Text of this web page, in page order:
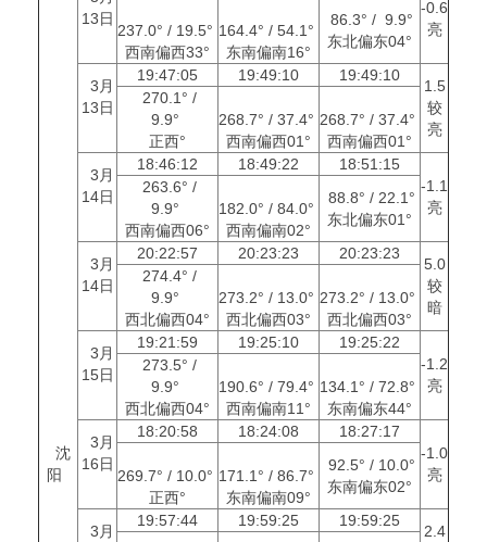
沈
阳
13日
-0.6
亮
237.0° / 19.5°
西南偏西33°
164.4° / 54.1°
东南偏南16°
86.3° / 9.9°
东北偏东04°
3月
13日
19:47:05 19:49:10 19:49:10
1.5
较
亮
270.1° /
9.9°
正西°
268.7° / 37.4°
西南偏西01°
268.7° / 37.4°
西南偏西01°
3月
14日
18:46:12 18:49:22
18:51:15
-1.1
亮
263.6° /
9.9°
西南偏西06°
182.0° / 84.0°
西南偏南02°
88.8° / 22.1°
东北偏东01°
3月
14日
20:22:57 20:23:23 20:23:23
5.0
较
暗
274.4° /
9.9°
西北偏西04°
273.2° / 13.0°
西北偏西03°
273.2° / 13.0°
西北偏西03°
3月
15日
19:21:59 19:25:10
19:25:22
-1.2
亮
273.5° /
9.9°
西北偏西04°
190.6° / 79.4°
西南偏南11°
134.1° / 72.8°
东南偏东44°
3月
16日
18:20:58 18:24:08
18:27:17
-1.0
亮
269.7° / 10.0°
正西°
171.1° / 86.7°
东南偏南09°
92.5° / 10.0°
东南偏东02°
3月
19:57:44 19:59:25 19:59:25
2.4